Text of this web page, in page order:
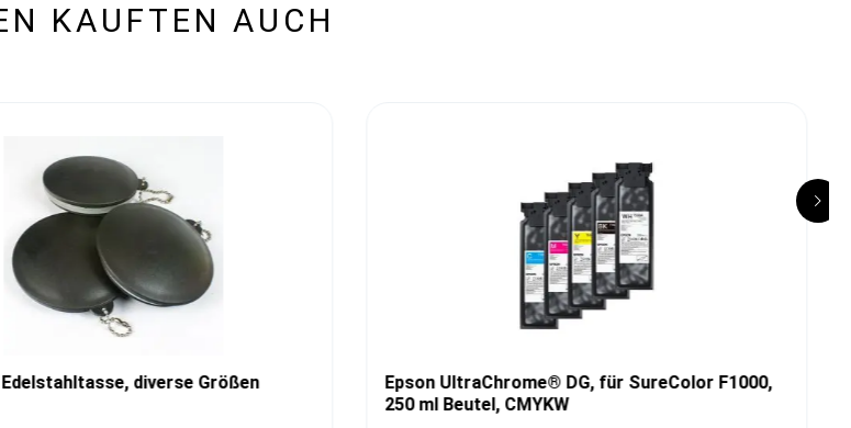
KAUFTEN AUCH
diverse Größen
Epson UltraChrome® DG, für SureColor F1000,
250 ml Beutel, CMYKW